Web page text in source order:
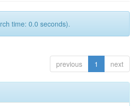
time: 0.0 seconds).
previous 1 next